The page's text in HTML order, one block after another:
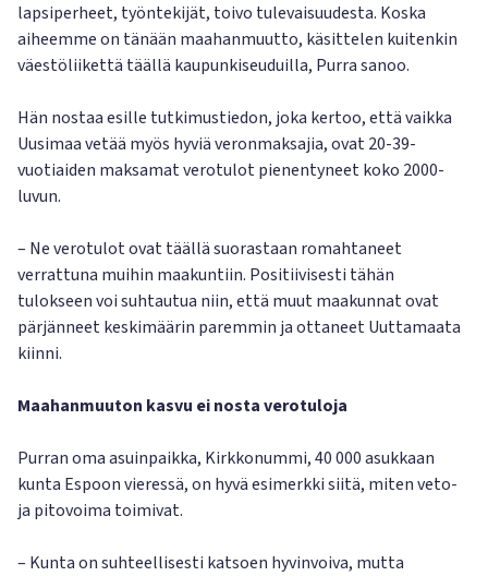
lapsiperheet, työntekijät, toivo tulevaisuudesta. Koska
aiheemme on tänään maahanmuutto, käsittelen kuitenkin
väestöliikettä täällä kaupunkiseuduilla, Purra sanoo.
Hän nostaa esille tutkimustiedon, joka kertoo, että vaikka
Uusimaa vetää myös hyviä veronmaksajia, ovat 20-39-
vuotiaiden maksamat verotulot pienentyneet koko 2000-
luvun.
– Ne verotulot ovat täällä suorastaan romahtaneet
verrattuna muihin maakuntiin. Positiivisesti tähän
tulokseen voi suhtautua niin, että muut maakunnat ovat
pärjänneet keskimäärin paremmin ja ottaneet Uuttamaata
kiinni.
Maahanmuuton kasvu ei nosta verotuloja
Purran oma asuinpaikka, Kirkkonummi, 40 000 asukkaan
kunta Espoon vieressä, on hyvä esimerkki siitä, miten veto-
ja pitovoima toimivat.
– Kunta on suhteellisesti katsoen hyvinvoiva, mutta